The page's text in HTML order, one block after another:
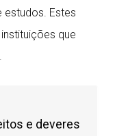
estudos. Estes
que
e deveres